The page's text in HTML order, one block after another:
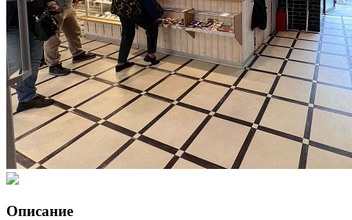
Описание